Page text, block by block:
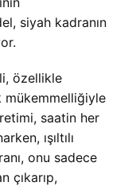
siyah kadranın
özellikle
mükemmelliğiyle
saatin her
ışıltılı
onu sadece
çıkarıp,